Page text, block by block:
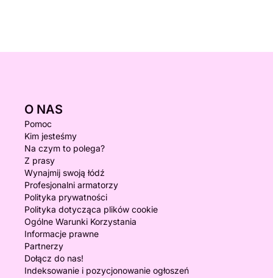
O NAS
Pomoc
Kim jesteśmy
Na czym to polega?
Z prasy
Wynajmij swoją łódź
Profesjonalni armatorzy
Polityka prywatności
Polityka dotycząca plików cookie
Ogólne Warunki Korzystania
Informacje prawne
Partnerzy
Dołącz do nas!
Indeksowanie i pozycjonowanie ogłoszeń